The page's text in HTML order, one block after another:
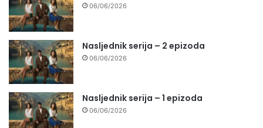
06/06/2026
Nasljednik serija – 2 epizoda
06/06/2026
Nasljednik serija – 1 epizoda
06/06/2026